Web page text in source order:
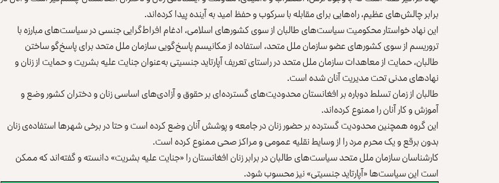
برابر چالش‌های عظیم، راه‌هایی برای مقابله با سرکوب و حفظ امید به آینده پیدا کرده‌اند.
این نهاد خواستار محکومیت سیاست‌های طالبان از سوی کشورهای اسلامی، ادغام افراط‌گرایی جنسی در سیاست‌های مبارزه با
تروریسم از سوی کشورهای عضو سازمان ملل متحد، استفاده از مکانیسم پاسخ‌گویی سازمان ملل متحد برای پاسخ‌گو ساختن
طالبان، حمایت از معاهدات سازمان ملل متحد در راستای تعریف آپارتاید جنسیتی به‌عنوان جنایت علیه بشریت و حمایت از زنان و
نهادهای مدنی تحت مدیریت آنان شده است.
طالبان از زمان تسلط دوباره بر افغانستان محدودیت‌های گسترده‌ای بر حقوق و آزادی‌های اساسی زنان و دختران کشور وضع و
آموزش و کار آنان را ممنوع کرده‌اند.
این گروه همچنین محدودیت گسترده بر حضور زنان در جامعه و پوشش آنان وضع کرده‌ است و حتا در برخی شهرها استفاده‌ی زنان
بدون برقع و یک محرم مرد را از وسایط نقلیه عمومی و مراکز صحی ممنوع کرده‌ است.
کارشناسان سازمان ملل متحد سیاست‌های طالبان در برابر زنان افغانستان را «جنایت علیه بشریت» دانسته و گفته‌اند که ممکن
است این سیاست‌ها «آپارتاید جنسیتی» نیز محسوب شود.